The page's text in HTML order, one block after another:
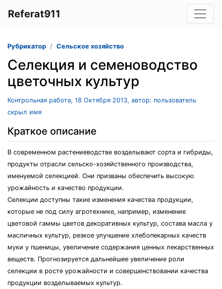
Referat911
Рубрикатор Сельское хозяйство
Селекция и семеноводство
цветочных культур
Контрольная работа, 18 Октября 2013, автор: пользователь
скрыл имя
Краткое описание
В современном растениеводстве возделывают сорта и гибриды,
продукты отрасли сельско-хозяйственного производства,
именуемой селекцией. Они призваны обеспечить высокую
урожайность и качество продукции.
Селекции доступны такие изменения качества продукции,
которые не под силу агротехнике, например, изменение
цветовой гаммы цветов декоративных культур, состава масла у
масличных культур, резкое улучшение хлебопекарных качеств
муки у пшеницы, увеличение содержания ценных лекарственных
веществ. Прогнозируется дальнейшее увеличение роли
селекции в росте урожайности и совершенствовании качества
продукции возделываемых культур.